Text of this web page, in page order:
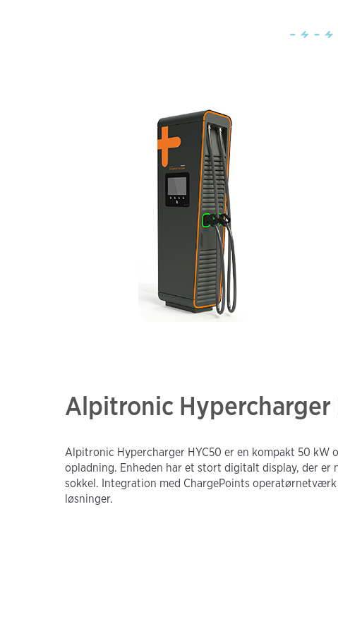
Alpitronic Hypercharger
Alpitronic Hypercharger HYC50 er en kompakt 50
opladning. Enheden har et stort digitalt display, der
sokkel. Integration med ChargePoints
løsninger.